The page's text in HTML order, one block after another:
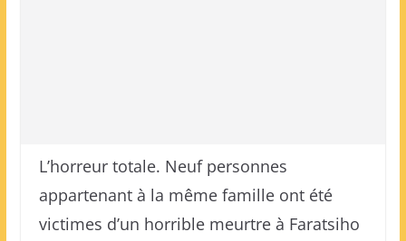
L’horreur totale. Neuf personnes
appartenant à la même famille ont été
victimes d’un horrible meurtre à Faratsiho